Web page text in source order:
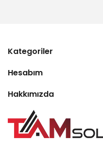
Kategoriler
Hesabım
Hakkımızda